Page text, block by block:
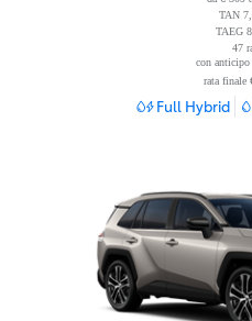
TAN
TAEG
47
con
rata finale
Full Hybrid